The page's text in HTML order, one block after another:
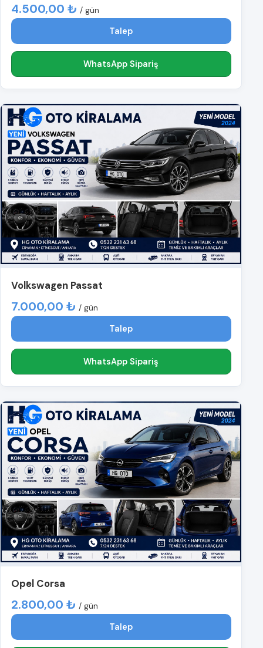
4.500,00 ₺ / gün
Talep
WhatsApp Sipariş
Volkswagen Passat
7.000,00 ₺ / gün
Talep
WhatsApp Sipariş
Opel Corsa
2.800,00 ₺ / gün
Talep